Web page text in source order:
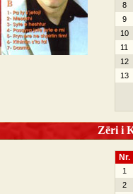
8
9
10
11
12
13
Zëri i
Nr.
1
2